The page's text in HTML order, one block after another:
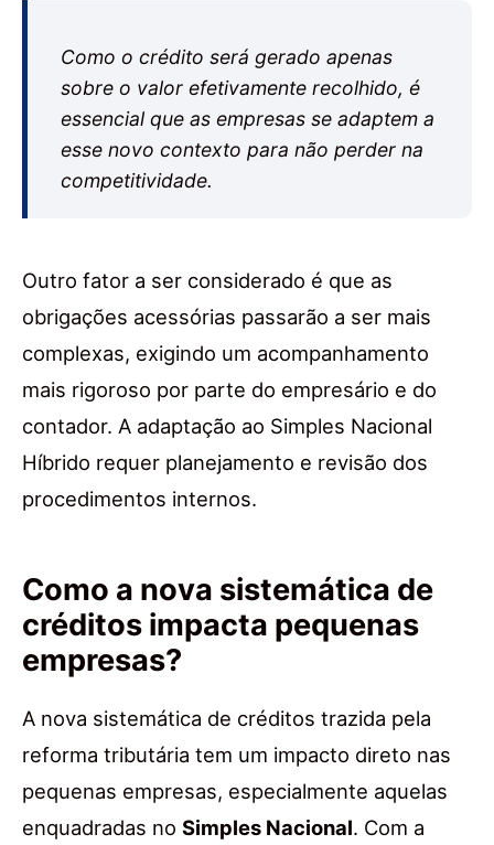
Como o crédito será gerado apenas
sobre o valor efetivamente recolhido, é
essencial que as empresas se adaptem a
esse novo contexto para não perder na
competitividade.
Outro fator a ser considerado é que as
obrigações acessórias passarão a ser mais
complexas, exigindo um acompanhamento
mais rigoroso por parte do empresário e do
contador. A adaptação ao Simples Nacional
Híbrido requer planejamento e revisão dos
procedimentos internos.
Como a nova sistemática de
créditos impacta pequenas
empresas?
A nova sistemática de créditos trazida pela
reforma tributária tem um impacto direto nas
pequenas empresas, especialmente aquelas
enquadradas no Simples Nacional. Com a